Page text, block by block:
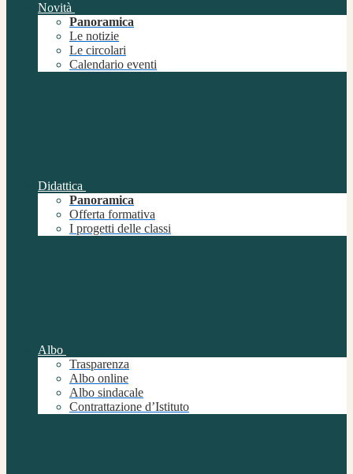
Novità
Panoramica
Le notizie
Le circolari
Calendario eventi
Didattica
Panoramica
Offerta formativa
I progetti delle classi
Albo
Trasparenza
Albo online
Albo sindacale
Contrattazione d’Istituto